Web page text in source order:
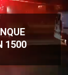
1500